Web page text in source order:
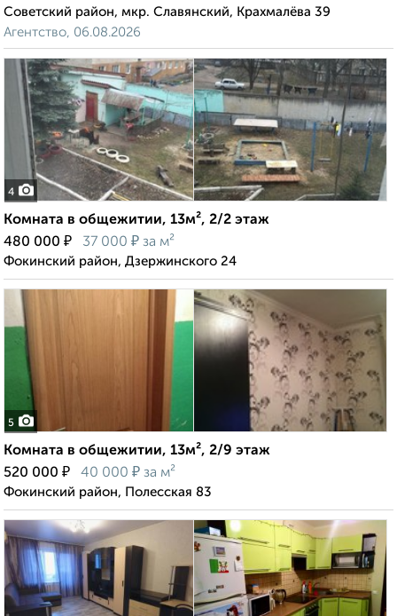
Советский район, мкр. Славянский, Крахмалёва 39
Агентство, 06.08.2026
4
Комната в общежитии, 13м², 2/2 этаж
480 000 ₽ 37 000 ₽ за м²
Фокинский район, Дзержинского 24
5
Комната в общежитии, 13м², 2/9 этаж
520 000 ₽ 40 000 ₽ за м²
Фокинский район, Полесская 83